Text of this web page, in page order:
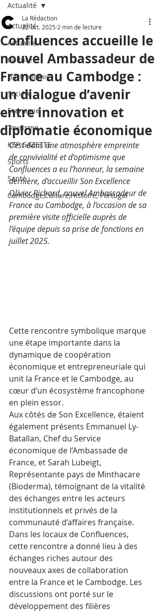
Actualité
Actualité
Culture
Gastronomie
Société
Economie
Tourisme
KEP GAZETTE
Sports
Santé
Cambodge,Culture,Histoire, Portugal
Actualité
Confluences accueille le
nouvel Ambassadeur de
France au Cambodge :
un dialogue d’avenir
entre innovation et
diplomatie économique
La Rédaction
22 oct. 2025 2 min de lecture
C’est dans une atmosphère empreinte
de convivialité et d’optimisme que
Confluences a eu l’honneur, la semaine
dernière, d’accueillir Son Excellence
Olivier Richard, nouvel Ambassadeur de
France au Cambodge, à l’occasion de sa
première visite officielle auprès de
l’équipe depuis sa prise de fonctions en
juillet 2025.
Cette rencontre symbolique marque
une étape importante dans la
dynamique de coopération
économique et entrepreneuriale qui
unit la France et le Cambodge, au
cœur d’un écosystème francophone
en plein essor.
Aux côtés de Son Excellence, étaient
également présents Emmanuel Ly-
Batallan, Chef du Service
économique de l’Ambassade de
France, et Sarah Lubeigt,
Représentante pays de Minthacare
(Bioderma), témoignant de la vitalité
des échanges entre les acteurs
institutionnels et privés de la
communauté d’affaires française.
Dans les locaux de Confluences,
cette rencontre a donné lieu à des
échanges riches autour des
nouveaux axes de collaboration
entre la France et le Cambodge. Les
discussions ont porté sur le
développement des filières